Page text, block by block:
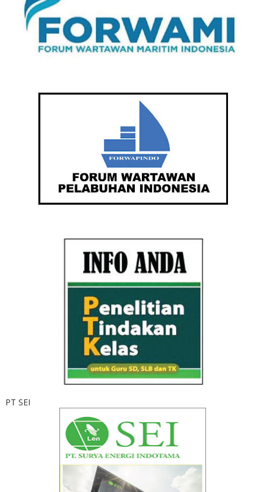
PT SEI